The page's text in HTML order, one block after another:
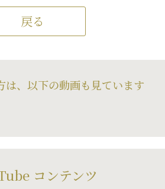
戻る
は、以下の動画も見ています
コンテンツ